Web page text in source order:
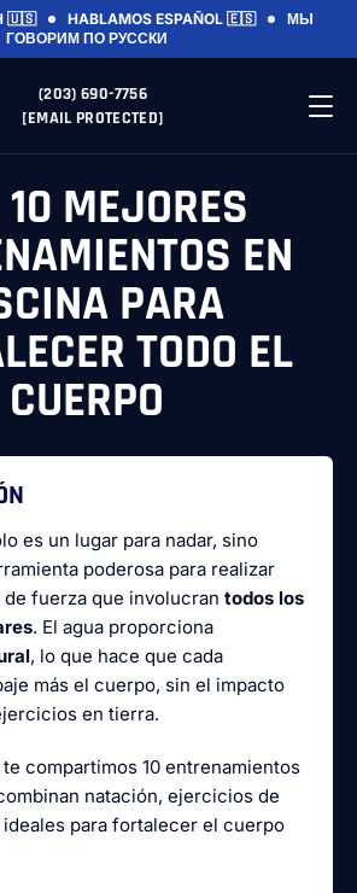
🇺🇸 HABLAMOS ESPAÑOL 🇪🇸
МЫ
ГОВОРИМ ПО РУССКИ
(203) 690-7756
[EMAIL PROTECTED]
MEJORES
EN
PARA
TODO EL
CUERPO
es un lugar para nadar, sino
poderosa para realizar
fuerza que involucran todos los
. El agua proporciona
, lo que hace que cada
más el cuerpo, sin el impacto
en tierra.
compartimos 10 entrenamientos
natación, ejercicios de
para fortalecer el cuerpo